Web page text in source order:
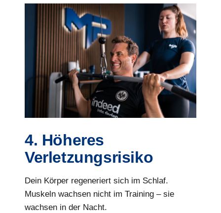
4. Höheres
Verletzungsrisiko
Dein Körper regeneriert sich im Schlaf.
Muskeln wachsen nicht im Training – sie
wachsen in der Nacht.